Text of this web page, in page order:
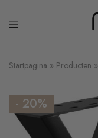
Startpagina » Producten »
- 20%